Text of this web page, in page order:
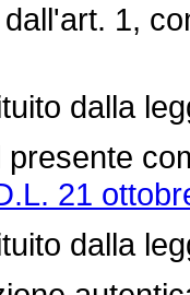
1,
dalla
presente
21
dalla